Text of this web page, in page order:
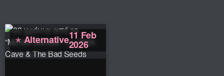
Alternative11 Feb
2026